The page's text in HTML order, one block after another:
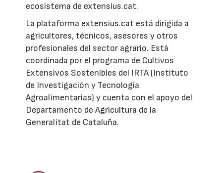
ecosistema de extensius.cat.
La plataforma extensius.cat está dirigida a
agricultores, técnicos, asesores y otros
profesionales del sector agrario. Está
coordinada por el programa de Cultivos
Extensivos Sostenibles del IRTA (Instituto
de Investigación y Tecnología
Agroalimentarias) y cuenta con el apoyo del
Departamento de Agricultura de la
Generalitat de Cataluña.